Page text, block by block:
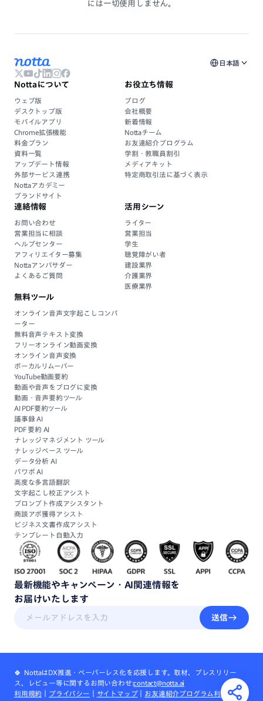
には一切使用しません。
日本語
Nottaについて
ウェブ版
デスクトップ版
モバイルアプリ
Chrome拡張機能
料金プラン
資料一覧
アップデート情報
外部サービス連携
Nottaアカデミー
ブランドサイト
お役立ち情報
ブログ
会社概要
新着情報
Nottaチーム
お友達紹介プログラム
学割・教職員割引
メディアキット
特定商取引法に基づく表示
連絡情報
お問い合わせ
営業担当に相談
ヘルプセンター
アフィリエイター募集
Nottaアンバサダー
よくあるご質問
活用シーン
ライター
営業担当
学生
聴覚障がい者
建設業界
介護業界
医療業界
無料ツール
オンライン音声文字起こしコンバ
ーター
無料音声テキスト変換
フリーオンライン動画変換
オンライン音声変換
ボーカルリムーバー
YouTube動画要約
動画や音声をブログに変換
動画・音声要約ツール
AI PDF要約ツール
議事録 AI
PDF 要約 AI
ナレッジマネジメント ツール
ナレッジベース ツール
データ分析 AI
パワポ AI
高度な多言語翻訳
文字起こし校正アシスト
プロンプト作成アシスタント
商談アポ獲得アシスト
ビジネス文書作成アシスト
テンプレート自動入力
最新機能やキャンペーン・ AI関連情報を
お届けいたします
送信
🍀 NottaはDX推進・ペーパーレス化を応援します。取材、プレスリリー
ス、レビュー等に関するお問い合わせ:contact@notta.ai
利用規約
プライバシー サイトマップ｜ お友達紹介プログラム利用規約
｜